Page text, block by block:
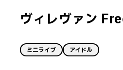
ヴィレヴァン
ミニライブ アイドル